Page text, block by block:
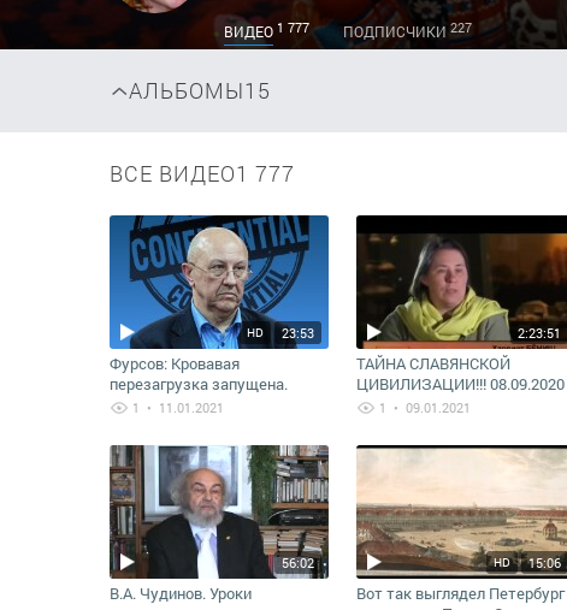
ВИДЕО 1 777 ПОДПИСЧИКИ 227
АЛЬБОМЫ15
ВСЕ ВИДЕО1 777
23:53
HD
Фурсов: Кpoвaвaя
пepeзaгpyзкa запущена.
Миpoвaя элита демонтирует
1 • 11.01.2021
2:23:51
ТАЙНА СЛАВЯНСКОЙ
ЦИВИЛИЗАЦИИ!!! 08.09.2020
ДОКУМЕНТАЛЬНЫЙ ФИЛЬМ
1 • 09.01.2021
56:02
В.А. Чудинов. Уроки
15:06
HD
Вот так выглядел Петербург